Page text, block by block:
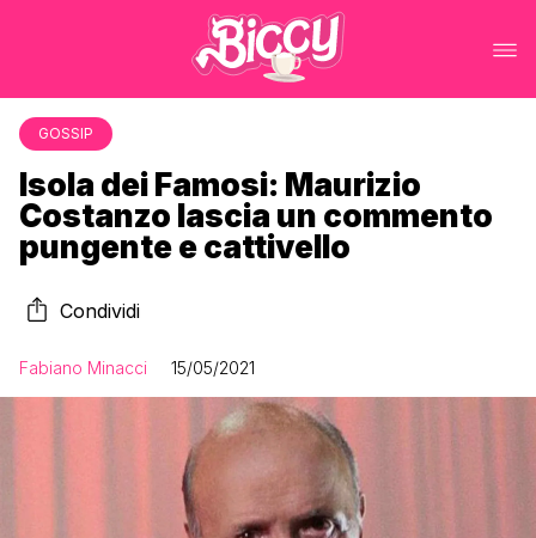
GOSSIP
Isola dei Famosi: Maurizio
Costanzo lascia un commento
pungente e cattivello
Condividi
Fabiano Minacci 15/05/2021